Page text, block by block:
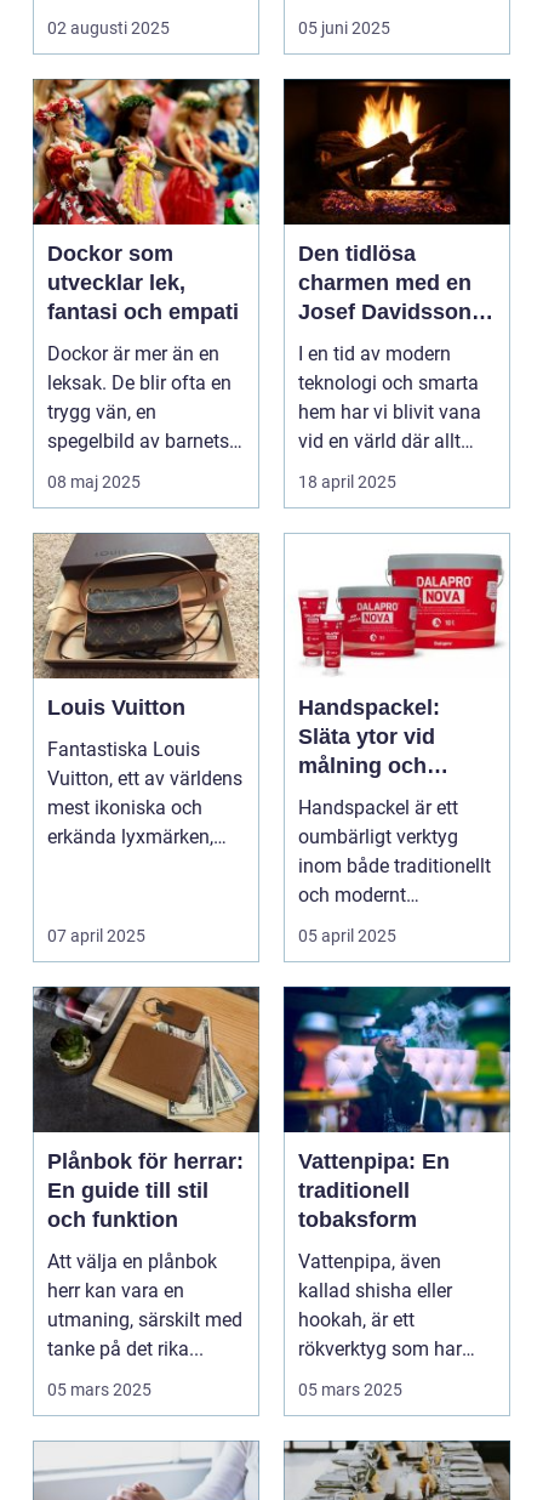
02 augusti 2025
handgj...
05 juni 2025
Dockor som
utvecklar lek,
fantasi och empati
Dockor är mer än en
leksak. De blir ofta en
trygg vän, en
spegelbild av barnets
egen vardag och ett ...
08 maj 2025
Den tidlösa
charmen med en
Josef Davidsson-
vedspis
I en tid av modern
teknologi och smarta
hem har vi blivit vana
vid en värld där allt
sker ...
18 april 2025
Louis Vuitton
Fantastiska Louis
Vuitton, ett av världens
mest ikoniska och
erkända lyxmärken,
07 april 2025
Handspackel:
Släta ytor vid
målning och
tapetsering
Handspackel är ett
oumbärligt verktyg
inom både traditionellt
och modernt
byggande. ...
05 april 2025
Plånbok för herrar:
En guide till stil
och funktion
Att välja en plånbok
herr kan vara en
utmaning, särskilt med
tanke på det rika...
05 mars 2025
Vattenpipa: En
traditionell
tobaksform
Vattenpipa, även
kallad shisha eller
hookah, är ett
rökverktyg som har
använts i...
05 mars 2025